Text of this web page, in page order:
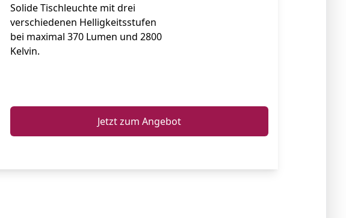
Solide Tischleuchte mit drei
verschiedenen Helligkeitsstufen
bei maximal 370 Lumen und 2800
Kelvin.
Jetzt zum Angebot